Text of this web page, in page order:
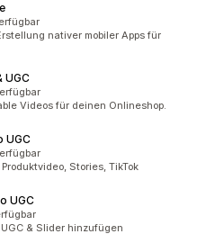
nativer mobiler Apps für
UGC
Videos für deinen Onlineshop.
UGC
Stories, TikTok
UGC
& Slider hinzufügen